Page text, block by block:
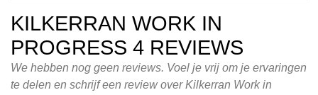
KILKERRAN WORK IN
PROGRESS 4 REVIEWS
We hebben nog geen reviews. Voel je vrij om je ervaringen
te delen en schrijf een review over Kilkerran Work in